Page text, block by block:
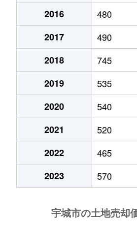
2016
480
2017
490
2018
745
2019
535
2020
540
2021
520
2022
465
2023
570